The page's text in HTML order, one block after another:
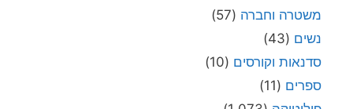
משטרה וחברה (57)
נשים (43)
סדנאות וקורסים (10)
ספרים (11)